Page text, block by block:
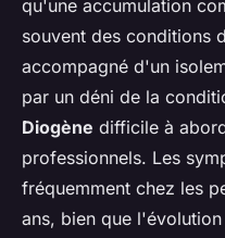
qu'une accumulation
souvent des conditions
accompagné d'un
par un déni de la
Diogène difficile à
professionnels. Les
fréquemment chez les
ans, bien que